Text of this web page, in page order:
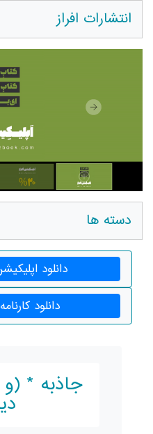
انتشارات افراز
دسته ها
دانلود
دانلود
جاذبه *